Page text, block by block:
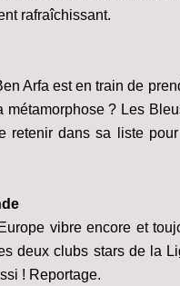
rafraîchissant.
Arfa est en train de
? Les
retenir dans sa liste
vibre encore et
deux clubs stars de la
! Reportage.